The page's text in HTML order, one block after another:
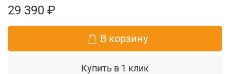
29 390 ₽
В корзину
Купить в 1 клик